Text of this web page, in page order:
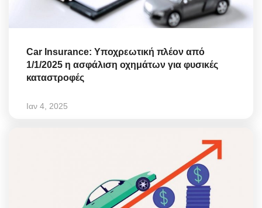
Car Insurance: Υποχρεωτική πλέον από
1/1/2025 η ασφάλιση οχημάτων για φυσικές
καταστροφές
Ιαν 4, 2025